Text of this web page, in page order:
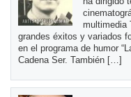
multimedia
grandes éxitos y variados
en el programa de humor
Cadena Ser. También […]